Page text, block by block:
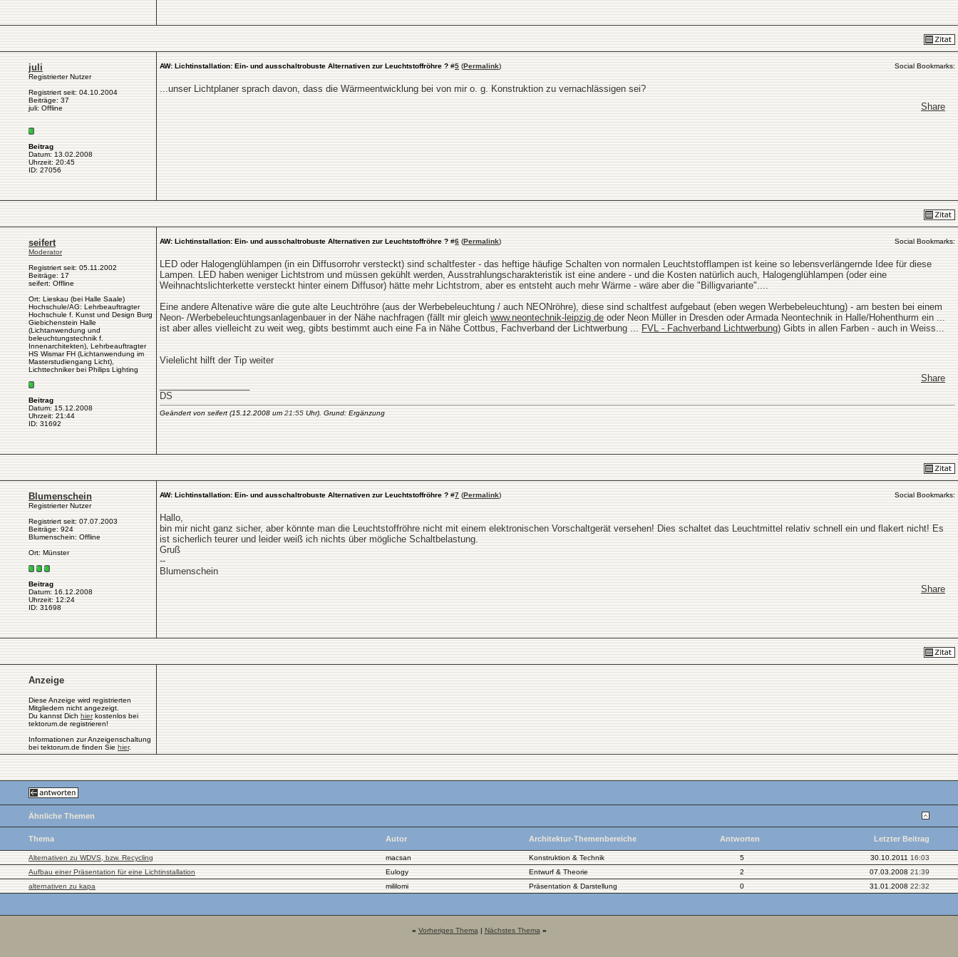
juli
Registrierter Nutzer
Registriert seit: 04.10.2004
Beiträge: 37
juli: Offline
Beitrag
Datum: 13.02.2008
Uhrzeit: 20:45
ID: 27056
AW: Lichtinstallation: Ein- und ausschaltrobuste Alternativen zur Leuchtstoffröhre ? #5 (Permalink) Social Bookmarks:
...unser Lichtplaner sprach davon, dass die Wärmeentwicklung bei von mir o. g. Konstruktion zu vernachlässigen sei?
Share
seifert
Moderator
Registriert seit: 05.11.2002
Beiträge: 17
seifert: Offline
Ort: Lieskau (bei Halle Saale)
Hochschule/AG: Lehrbeauftragter
Hochschule f. Kunst und Design Burg
Giebichenstein Halle
(Lichtanwendung und
beleuchtungstechnik f.
Innenarchitekten), Lehrbeauftragter
HS Wismar FH (Lichtanwendung im
Masterstudiengang Licht),
Lichttechniker bei Philips Lighting
Beitrag
Datum: 15.12.2008
Uhrzeit: 21:44
ID: 31692
AW: Lichtinstallation: Ein- und ausschaltrobuste Alternativen zur Leuchtstoffröhre ? #6 (Permalink) Social Bookmarks:
LED oder Halogenglühlampen (in ein Diffusorrohr versteckt) sind schaltfester - das heftige häufige Schalten von normalen Leuchtstofflampen ist keine so lebensverlängernde Idee für diese
Lampen. LED haben weniger Lichtstrom und müssen gekühlt werden, Ausstrahlungscharakteristik ist eine andere - und die Kosten natürlich auch, Halogenglühlampen (oder eine
Weihnachtslichterkette versteckt hinter einem Diffusor) hätte mehr Lichtstrom, aber es entsteht auch mehr Wärme - wäre aber die "Billigvariante"....
Eine andere Altenative wäre die gute alte Leuchtröhre (aus der Werbebeleuchtung / auch NEONröhre), diese sind schaltfest aufgebaut (eben wegen Werbebeleuchtung) - am besten bei einem
Neon- /Werbebeleuchtungsanlagenbauer in der Nähe nachfragen (fällt mir gleich www.neontechnik-leipzig.de oder Neon Müller in Dresden oder Armada Neontechnik in Halle/Hohenthurm ein ...
ist aber alles vielleicht zu weit weg, gibts bestimmt auch eine Fa in Nähe Cottbus, Fachverband der Lichtwerbung ... FVL - Fachverband Lichtwerbung) Gibts in allen Farben - auch in Weiss...
Vielelicht hilft der Tip weiter
Share
DS
Geändert von seifert (15.12.2008 um 21:55 Uhr). Grund: Ergänzung
Blumenschein
Registrierter Nutzer
Registriert seit: 07.07.2003
Beiträge: 924
Blumenschein: Offline
Ort: Münster
Beitrag
Datum: 16.12.2008
Uhrzeit: 12:24
ID: 31698
AW: Lichtinstallation: Ein- und ausschaltrobuste Alternativen zur Leuchtstoffröhre ? #7 (Permalink) Social Bookmarks:
Hallo,
bin mir nicht ganz sicher, aber könnte man die Leuchtstoffröhre nicht mit einem elektronischen Vorschaltgerät versehen! Dies schaltet das Leuchtmittel relativ schnell ein und flakert nicht! Es
ist sicherlich teurer und leider weiß ich nichts über mögliche Schaltbelastung.
Gruß
--
Blumenschein
Share
Anzeige
Diese Anzeige wird registrierten
Mitgliedern nicht angezeigt.
Du kannst Dich hierkostenlos bei
tektorum.de registrieren!
Informationen zur Anzeigenschaltung
bei tektorum.de finden Sie hier.
Ähnliche Themen
Thema Autor Architektur-Themenbereiche Antworten Letzter Beitrag
Alternativen zu WDVS, bzw. Recycling macsan Konstruktion & Technik 5 30.10.2011 16:03
Aufbau einer Präsentation für eine Lichtinstallation
Eulogy Entwurf & Theorie 2 07.03.2008 21:39
alternativen zu kapa
mililomi Präsentation & Darstellung 0 31.01.2008 22:32
« Vorheriges Thema | Nächstes Thema »